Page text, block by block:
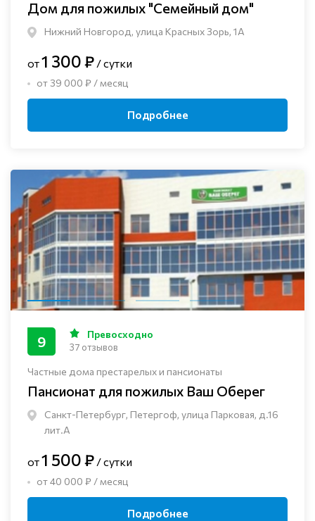
Дом для пожилых "Семейный дом"
Нижний Новгород, улица Красных Зорь, 1А
от1 300 ₽ / сутки
от 39 000 ₽ / месяц
Подробнее
Частные дома престарелых и пансионаты
Пансионат для пожилых Ваш Оберег
Санкт-Петербург, Петергоф, улица Парковая, д.16
лит.А
9 Превосходно
37 отзывов
от1 500 ₽ / сутки
от 40 000 ₽ / месяц
Подробнее